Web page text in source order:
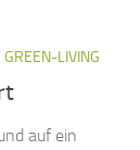
GREEN-LIVING
auf ein